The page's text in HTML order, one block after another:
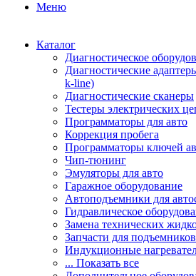
Меню
Каталог
Диагностическое
Диагностические
k-line)
Диагностические сканеры
Тестеры электрических
Программаторы для авто
Коррекция пробега
Программаторы ключей
Чип-тюнинг
Эмуляторы для авто
Гаражное оборудование
Автоподъемники для
Гидравлическое
Замена технических
Запчасти для подъемников
Индукционные
... Показать все